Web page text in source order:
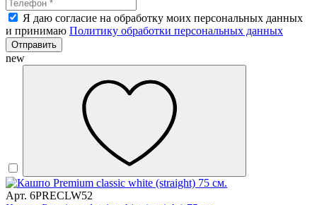
Я даю согласие на обработку моих персональных данных
и принимаю Политику обработки персональных данных
Отправить
new
Арт. 6PRECLW52